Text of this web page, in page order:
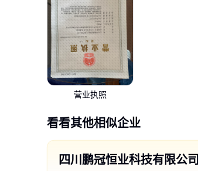
营业执照
看看其他相似企业
四川鹏冠恒业科技有限公司